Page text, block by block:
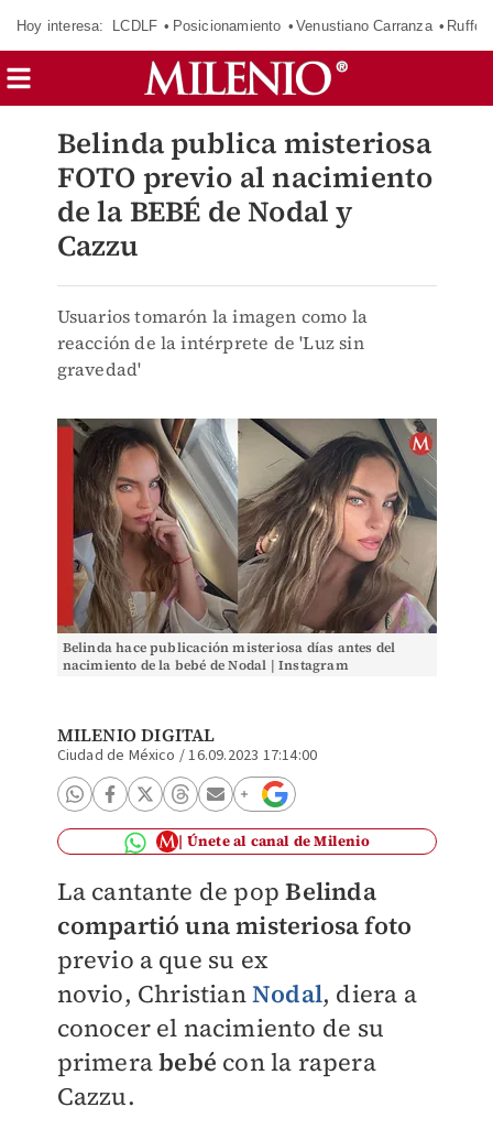
Hoy interesa: LCDLF Posicionamiento Venustiano Carranza Ruffo
Belinda publica misteriosa
FOTO previo al nacimiento
de la BEBÉ de Nodal y
Cazzu
Usuarios tomarón la imagen como la
reacción de la intérprete de 'Luz sin
gravedad'
Belinda hace publicación misteriosa días antes del
nacimiento de la bebé de Nodal | Instagram
MILENIO DIGITAL
Ciudad de México /16.09.2023 17:14:00
Únete al canal de Milenio
La cantante de popBelinda
compartió una misteriosa foto
previo a que su ex
novio, ChristianNodal, diera a
conocer el nacimiento de su
primerabebé con la rapera
Cazzu.